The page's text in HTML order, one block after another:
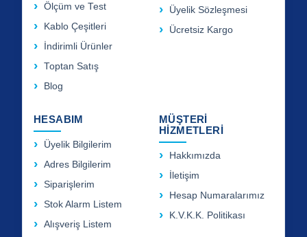
Ölçüm ve Test
Kablo Çeşitleri
İndirimli Ürünler
Toptan Satış
Blog
Üyelik Sözleşmesi
Ücretsiz Kargo
HESABIM
Üyelik Bilgilerim
Adres Bilgilerim
Siparişlerim
Stok Alarm Listem
Alışveriş Listem
MÜŞTERİ
HİZMETLERİ
Hakkımızda
İletişim
Hesap Numaralarımız
K.V.K.K. Politikası